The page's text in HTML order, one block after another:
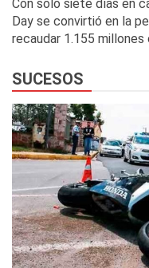
Con solo siete días en
Day se convirtió en la
recaudar 1.155 millones
SUCESOS